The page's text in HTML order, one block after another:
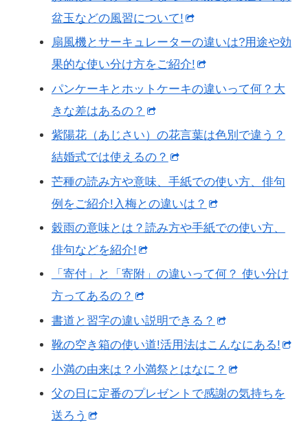
盆玉などの風習について!
扇風機とサーキュレーターの違いは?用途や効
果的な使い分け方をご紹介!
パンケーキとホットケーキの違いって何？大
きな差はあるの？
紫陽花（あじさい）の花言葉は色別で違う？
結婚式では使えるの？
芒種の読み方や意味、手紙での使い方、俳句
例をご紹介!入梅との違いは？
穀雨の意味とは？読み方や手紙での使い方、
俳句などを紹介!
「寄付」と「寄附」の違いって何？ 使い分け
方ってあるの？
書道と習字の違い説明できる？
靴の空き箱の使い道!活用法はこんなにある!
小満の由来は？小満祭とはなに？
父の日に定番のプレゼントで感謝の気持ちを
送ろう